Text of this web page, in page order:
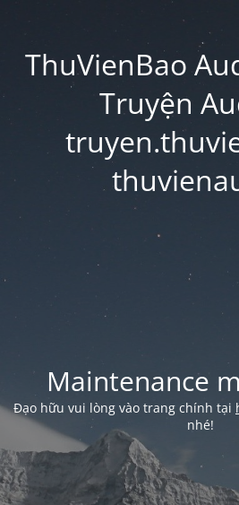
ThuVienBao
Truyện
Maintenance
Đạo hữu vui lòng vào trang chính tại
nhé!